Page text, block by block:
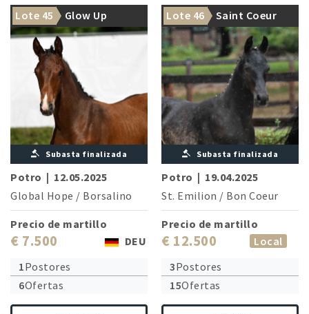
Lote 45 Glow Up
Subasta finalizada
Potro | 12.05.2025
Global Hope / Borsalino
Precio de martillo
€ 7.500
DEU
1Postores
6Ofertas
Lote 46 Saint Coeur
Subasta finalizada
Potro | 19.04.2025
St. Emilion / Bon Coeur
Precio de martillo
€ 12.500
Local
3Postores
15Ofertas